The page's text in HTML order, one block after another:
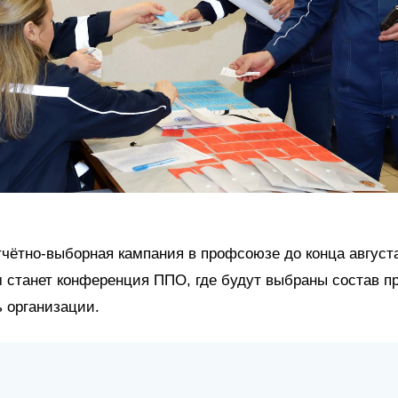
выборная кампания в профсоюзе до конца
конференция ППО, где будут выбраны состав
организации.